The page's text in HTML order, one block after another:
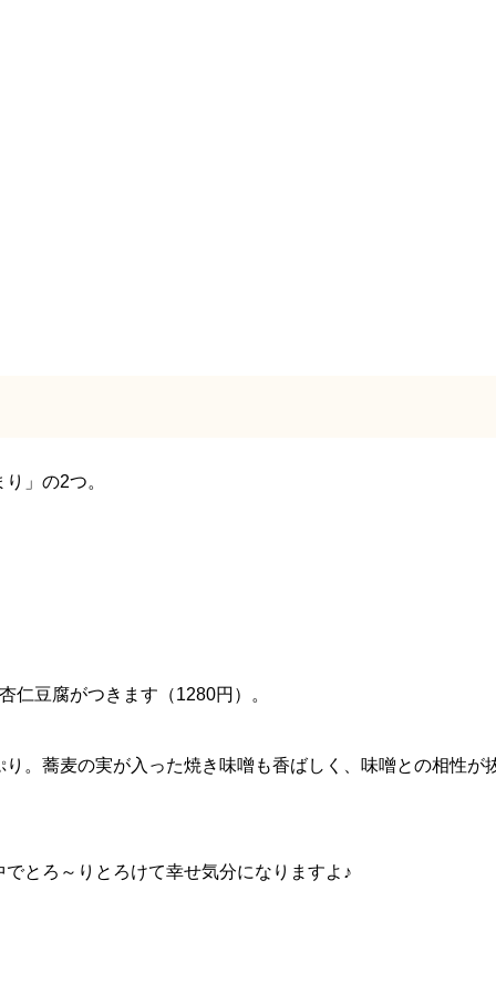
」の2つ。
仁豆腐がつきます（1280円）。
。蕎麦の実が入った焼き味噌も香ばしく、味噌との相性が
とろ～りとろけて幸せ気分になりますよ♪